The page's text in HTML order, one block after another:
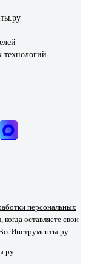
технологий
персональных
оставляете свои